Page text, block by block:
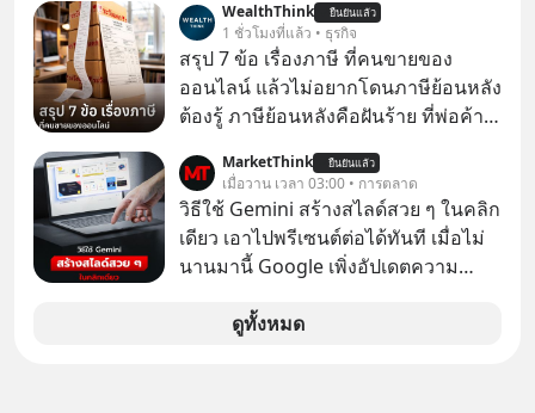
นำ ThaiLLM มาใช้จริง จะเกิดอะไรขึ้น
กับสังคมไทย ธุรกิจไทย และเศรษฐกิจ
ไทยบ้าง ? ร่วมวิเคราะห์เรื่องนี้ผ่านมุม
มองของ ดร.อภิวดี ปิยธรรมรงค์ ผู้
เชี่ยวชาญอาวุโสด้านบูรณาการข้อมูล
และปัญญาประดิษฐ์ และคุณปฏิภาณ
ประเสริฐสม ผู้จัดการโครงการ
ThaiLLM
ของอนุภูมิภาคลุ่มแม่น้ำโขง
WealthThink ยืนยันแล้ว
1 ชั่วโมงที่แล้ว • ธุรกิจ
สรุป 7 ข้อ เรื่องภาษี ที่คนขายของ
ออนไลน์ แล้วไม่อยากโดนภาษีย้อนหลัง
ต้องรู้ ภาษีย้อนหลังคือฝันร้าย ที่พ่อค้า
MarketThink ยืนยันแล้ว
เมื่อวาน เวลา 03:00 • การตลาด
วิธีใช้ Gemini สร้างสไลด์สวย ๆ ในคลิก
เดียว เอาไปพรีเซนต์ต่อได้ทันที เมื่อไม่
นานมานี้ Google เพิ่งอัปเดตความ
สามารถใช้ Gemini ช่วยสร้างสไลด์นำ
ดูทั้งหมด